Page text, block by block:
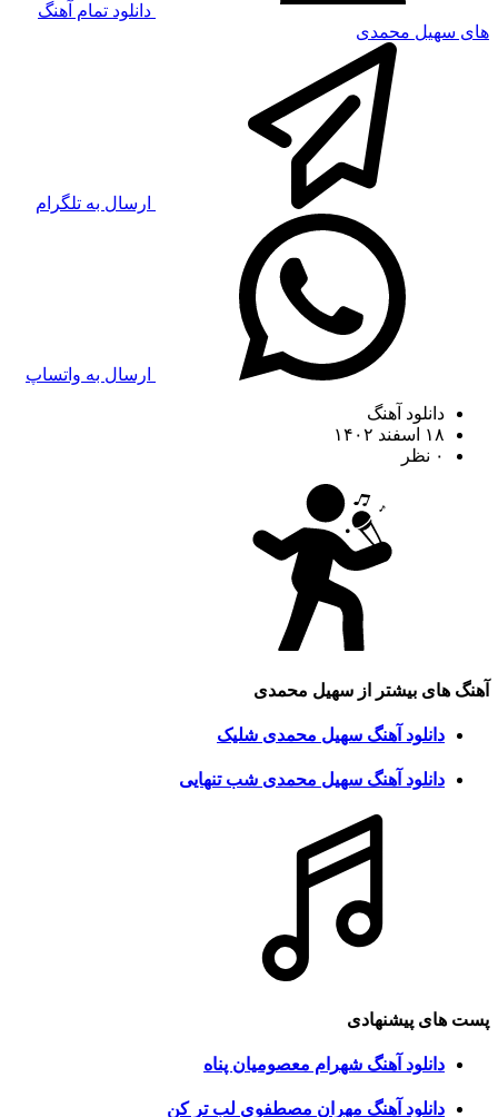
دانلود تمام آهنگ
های سهیل محمدی
ارسال به تلگرام
ارسال به واتساپ
دانلود آهنگ
۱۸ اسفند ۱۴۰۲
۰ نظر
آهنگ های بیشتر از سهیل محمدی
دانلود آهنگ سهیل محمدی شلیک
دانلود آهنگ سهیل محمدی شب تنهایی
پست های پیشنهادی
دانلود آهنگ شهرام معصومیان پناه
دانلود آهنگ مهران مصطفوی لب تر کن